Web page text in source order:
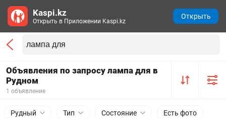
Объявления по запросу лампа для в
Рудном
1 объявление
Рудный Тип Состояние Есть фото
Kaspi.kz
Открыть в Приложении Kaspi.kz
Открыть